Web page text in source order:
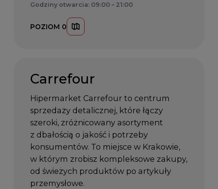
Godziny otwarcia: 09:00 – 21:00
POZIOM 0
Carrefour
Hipermarket Carrefour to centrum
sprzedaży detalicznej, które łączy
szeroki, zróżnicowany asortyment
z dbałością o jakość i potrzeby
konsumentów. To miejsce w Krakowie,
w którym zrobisz kompleksowe zakupy,
od świeżych produktów po artykuły
przemysłowe.